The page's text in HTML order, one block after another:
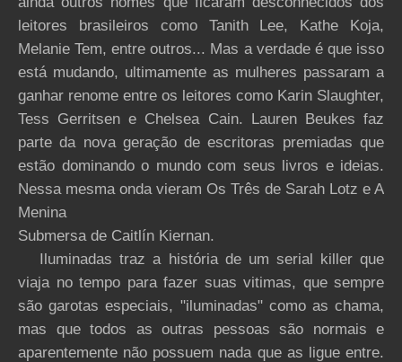
leitores brasileiros como Tanith Lee, Kathe Koja,
Melanie Tem, entre outros... Mas a verdade é que isso
está mudando, ultimamente as mulheres passaram a
ganhar renome entre os leitores como Karin Slaughter,
Tess Gerritsen e Chelsea Cain. Lauren Beukes faz
parte da nova geração de escritoras premiadas que
estão dominando o mundo com seus livros e ideias.
Nessa mesma onda vieram Os Três de Sarah Lotz e A
Menina
Submersa de Caitlín Kiernan.
Iluminadas traz a história de um serial killer que
viaja no tempo para fazer suas vitimas, que sempre
são garotas especiais, "iluminadas" como as chama,
mas que todos as outras pessoas são normais e
aparentemente não possuem nada que as ligue entre.